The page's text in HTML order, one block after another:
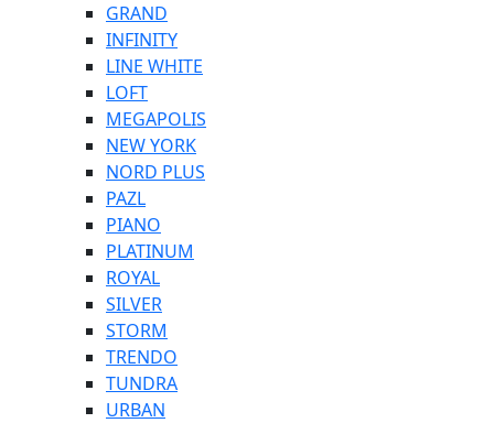
GRAND
INFINITY
LINE WHITE
LOFT
MEGAPOLIS
NEW YORK
NORD PLUS
PAZL
PIANO
PLATINUM
ROYAL
SILVER
STORM
TRENDO
TUNDRA
URBAN